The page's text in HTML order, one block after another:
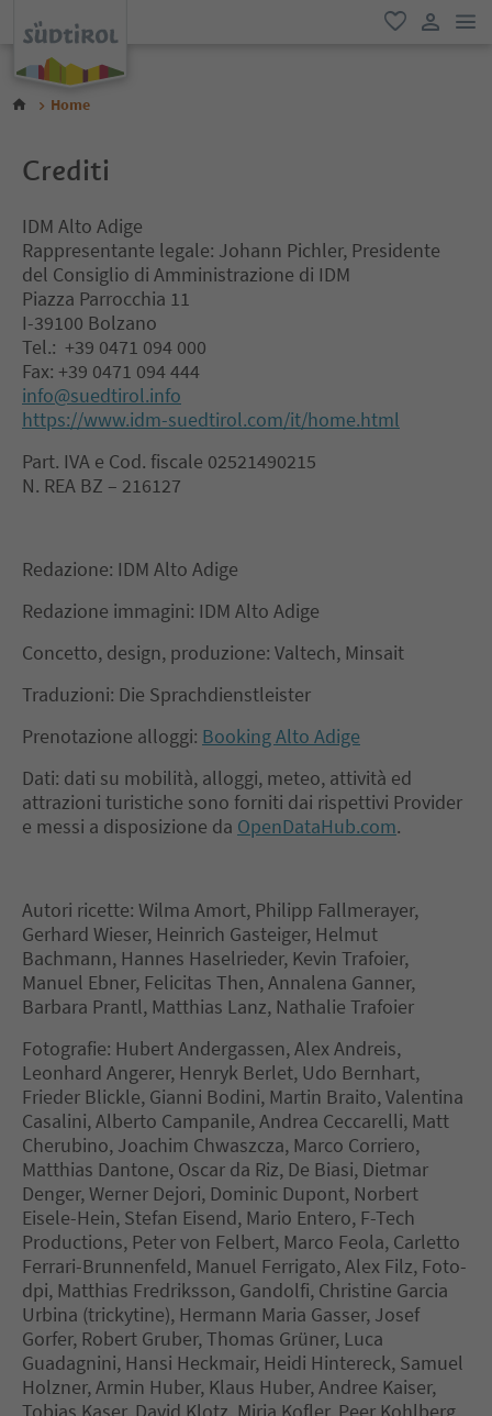
favoriti
Home
Crediti
IDM Alto Adige
Rappresentante legale: Johann Pichler, Presidente
del Consiglio di Amministrazione di IDM
Piazza Parrocchia 11
I-39100 Bolzano
Tel.: +39 0471 094 000
Fax: +39 0471 094 444
info@suedtirol.info
https://www.idm-suedtirol.com/it/home.html
Part. IVA e Cod. fiscale 02521490215
N. REA BZ – 216127
Redazione: IDM Alto Adige
Redazione immagini: IDM Alto Adige
Concetto, design, produzione: Valtech, Minsait
Traduzioni: Die Sprachdienstleister
Prenotazione alloggi: Booking Alto Adige
Dati: dati su mobilità, alloggi, meteo, attività ed
attrazioni turistiche sono forniti dai rispettivi Provider
e messi a disposizione da OpenDataHub.com.
Autori ricette: Wilma Amort, Philipp Fallmerayer,
Gerhard Wieser, Heinrich Gasteiger, Helmut
Bachmann, Hannes Haselrieder, Kevin Trafoier,
Manuel Ebner, Felicitas Then, Annalena Ganner,
Barbara Prantl, Matthias Lanz, Nathalie Trafoier
Fotografie: Hubert Andergassen, Alex Andreis,
Leonhard Angerer, Henryk Berlet, Udo Bernhart,
Frieder Blickle, Gianni Bodini, Martin Braito, Valentina
Casalini, Alberto Campanile, Andrea Ceccarelli, Matt
Cherubino, Joachim Chwaszcza, Marco Corriero,
Matthias Dantone, Oscar da Riz, De Biasi, Dietmar
Denger, Werner Dejori, Dominic Dupont, Norbert
Eisele-Hein, Stefan Eisend, Mario Entero, F-Tech
Productions, Peter von Felbert, Marco Feola, Carletto
Ferrari-Brunnenfeld, Manuel Ferrigato, Alex Filz, Foto-
dpi, Matthias Fredriksson, Gandolfi, Christine Garcia
Urbina (trickytine), Hermann Maria Gasser, Josef
Gorfer, Robert Gruber, Thomas Grüner, Luca
Guadagnini, Hansi Heckmair, Heidi Hintereck, Samuel
Holzner, Armin Huber, Klaus Huber, Andree Kaiser,
Tobias Kaser, David Klotz, Mirja Kofler, Peer Kohlberg,